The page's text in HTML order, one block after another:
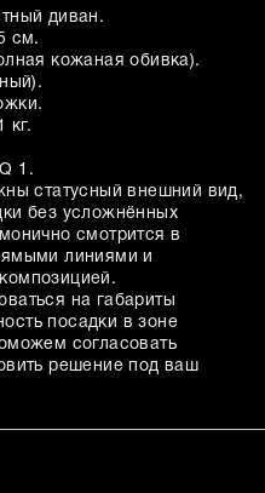
диван.
см.
кожаная обивка).
кг.
1.
статусный внешний вид,
без усложнённых
смотрится в
линиями и
на габариты
посадки в зоне
согласовать
решение под ваш